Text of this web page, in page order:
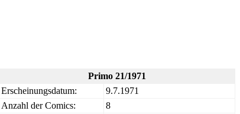
Primo 21/1971
Erscheinungsdatum:
9.7.1971
Anzahl der Comics:
8